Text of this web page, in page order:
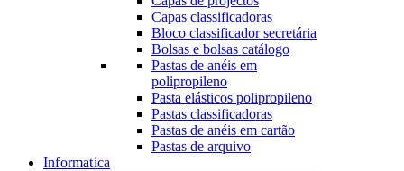
Capas classificadoras
Bloco classificador secretária
Bolsas e bolsas catálogo
Pastas de anéis em
polipropileno
Pasta elásticos polipropileno
Pastas classificadoras
Pastas de anéis em cartão
Pastas de arquivo
Informatica